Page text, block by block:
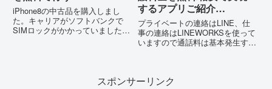
iPhone8の中古品を購入しまし
た。キャリアがソフトバンクで
SIMロックがかかっていました。
するアプリご紹介
Rakuten Link アプリの代
替案
プライベートの連絡はLINE、仕
事の連絡はLINEWORKSを使って
いますので通話料は基本発生する
ることがあります。今までは電話
スポンサーリンク